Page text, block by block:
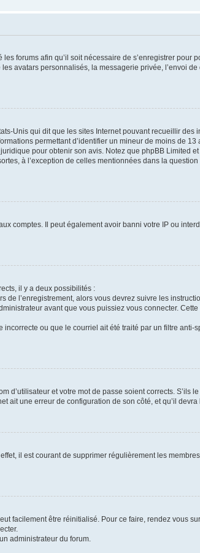
forums afin qu’il soit nécessaire de s’enregistrer pour
avatars personnalisés, la messagerie privée, l’envoi
Unis qui dit que les sites Internet pouvant recueillir des
permettant d’identifier un mineur de moins de
pour obtenir son avis. Notez que phpBB Limited
à l’exception de celles mentionnées dans la
comptes. Il peut également avoir banni votre IP ou
il y a deux possibilités :
de l’enregistrement, alors vous devrez suivre les
avant que vous puissiez vous connecter.
ou que le courriel ait été traité par un filtre anti-
d’utilisateur et votre mot de passe soient corrects. S’ils
ait une erreur de configuration de son côté, et qu’il devra
il est courant de supprimer régulièrement les
facilement être réinitialisé. Pour ce faire, rendez vous
administrateur du forum.